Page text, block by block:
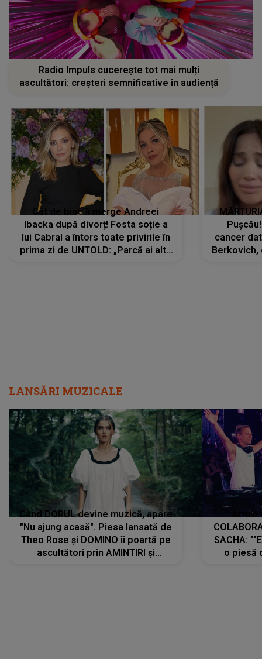
Radio Impuls cucerește tot mai mulți
ascultători: creșteri semnificative în audiență
Cât de bine îi merge Andreei
Ibacka după divorț! Fosta soție a
lui Cabral a întors toate privirile în
prima zi de UNTOLD: „Parcă ai altă
cancer
Berkovich,
LANSĂRI MUZICALE
Când DORUL devine muzică, apare
"Nu ajung acasă". Piesa lansată de
Theo Rose și DOMINO îi poartă pe
ascultători prin AMINTIRI și
SACHA:
o piesă